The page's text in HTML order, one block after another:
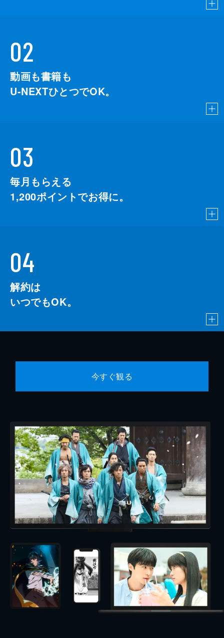
02
動画も書籍も
U-NEXTひとつでOK。
03
毎月もらえる
1,200ポイントでお得に。
04
解約は
いつでもOK。
今すぐ観る